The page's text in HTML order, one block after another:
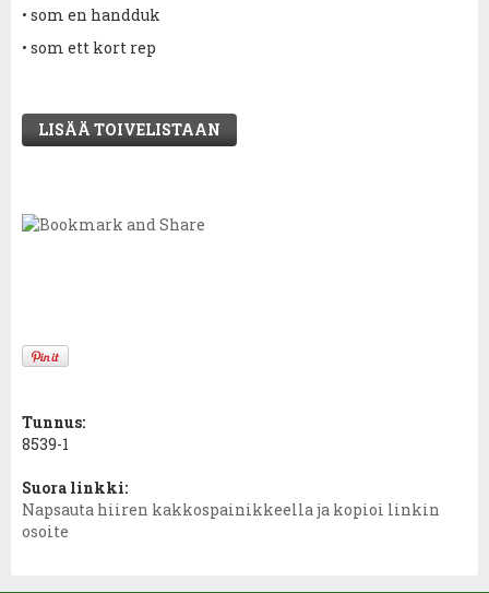
• som en handduk
• som ett kort rep
LISÄÄ TOIVELISTAAN
Tunnus:
8539-1
Suora linkki:
Napsauta hiiren kakkospainikkeella ja kopioi linkin
osoite